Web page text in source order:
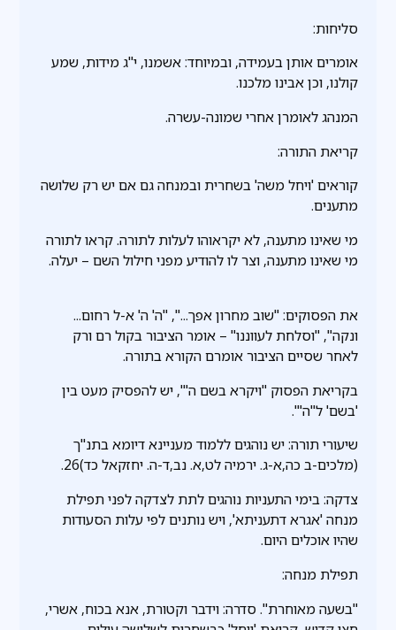
סליחות:
אומרים אותן בעמידה, ובמיוחד: אשמנו, י"ג מידות, שמע
קולנו, וכן אבינו מלכנו.
המנהג לאומרן אחרי שמונה-עשרה.
קריאת התורה:
קוראים 'ויחל משה' בשחרית ובמנחה גם אם יש רק שלושה
מתענים.
מי שאינו מתענה, לא יקראוהו לעלות לתורה. קראו לתורה
מי שאינו מתענה, וצר לו להודיע מפני חילול השם – יעלה.
את הפסוקים: "שוב מחרון אפך...", "ה' ה' א-ל רחום...
ונקה", "וסלחת לעווננו" – אומר הציבור בקול רם ורק
לאחר שסיים הציבור אומרם הקורא בתורה.
בקריאת הפסוק "ויקרא בשם ה'", יש להפסיק מעט בין
'בשם' ל"ה'".
שיעורי תורה: יש נוהגים ללמוד מעניינא דיומא בתנ"ך
(מלכים-ב כה,א-ג. ירמיה לט,א. נב,ד-ה. יחזקאל כד)26.
צדקה: בימי התעניות נוהגים לתת לצדקה לפני תפילת
מנחה 'אגרא דתעניתא', ויש נותנים לפי עלות הסעודות
שהיו אוכלים היום.
תפילת מנחה:
"בשעה מאוחרת". סדרה: וידבר וקטורת, אנא בכוח, אשרי,